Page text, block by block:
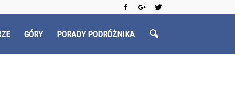
GÓRY PORADY PODRÓŻNIKA